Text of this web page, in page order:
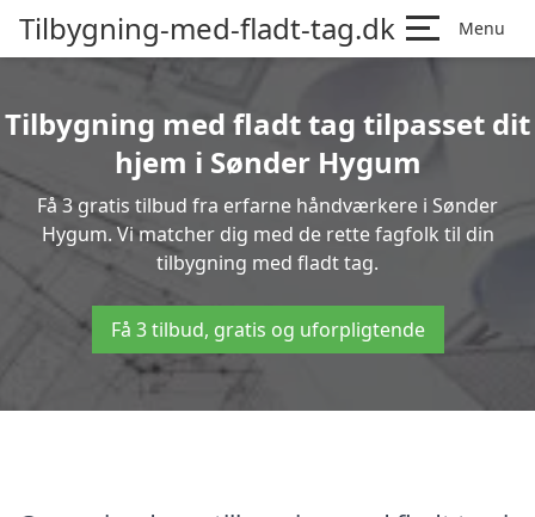
Tilbygning-med-fladt-tag.dk Menu
Tilbygning med fladt tag tilpasset dit
hjem i Sønder Hygum
Få 3 gratis tilbud fra erfarne håndværkere i Sønder
Hygum. Vi matcher dig med de rette fagfolk til din
tilbygning med fladt tag.
Få 3 tilbud, gratis og uforpligtende